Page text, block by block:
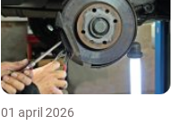
01 april 2026